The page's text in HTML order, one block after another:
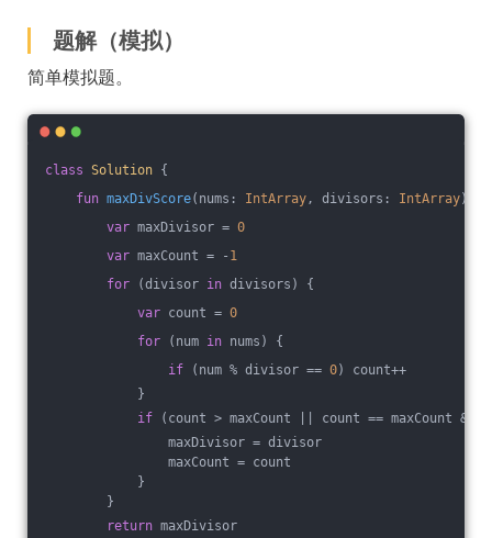
题解（模拟）
简单模拟题。
class Solution {
fun maxDivScore(nums: IntArray, divisors: IntArray)
var maxDivisor = 0
var maxCount = - 1
for (divisor in divisors) {
var count = 0
for (num in nums) {
if (num % divisor == 0) count++
}
if (count > maxCount || count == maxCount
maxDivisor = divisor
maxCount = count
}
}
return maxDivisor